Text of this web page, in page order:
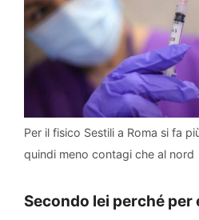
Per il fisico Sestili a Roma si fa
quindi meno contagi che al nord
Secondo lei perché per